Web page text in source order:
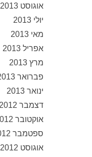
אוגוסט 2013
יולי 2013
מאי 2013
אפריל 2013
מרץ 2013
פברואר 2013
ינואר 2013
דצמבר 2012
אוקטובר 2012
ספטמבר 2012
אוגוסט 2012